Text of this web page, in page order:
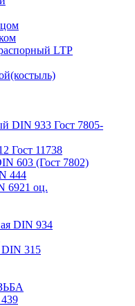
LTP
DIN 933 Гост 7805-
Гост 11738
603 (Гост 7802)
444
6921 оц.
DIN 934
DIN 315